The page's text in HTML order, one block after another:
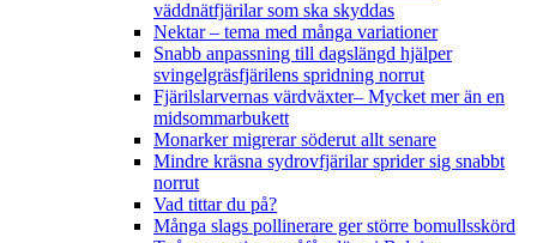
väddnätfjärilar som ska skyddas
Nektar – tema med många variationer
Snabb anpassning till dagslängd hjälper
svingelgräsfjärilens spridning norrut
Fjärilslarvernas värdväxter– Mycket mer än en
midsommarbukett
Monarker migrerar söderut allt senare
Mindre kräsna sydrovfjärilar sprider sig snabbt
norrut
Vad tittar du på?
Många slags pollinerare ger större bomullsskörd